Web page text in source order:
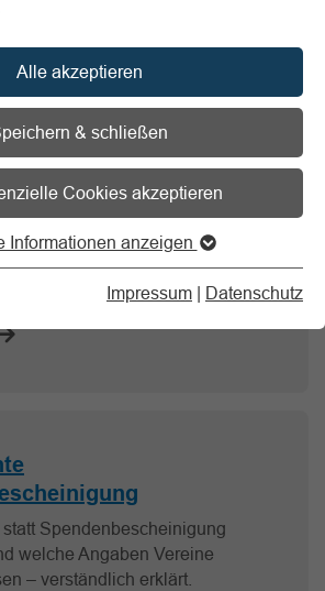
Alle akzeptieren
& schließen
Cookies akzeptieren
Informationen anzeigen
Impressum | Datenschutz
und steuerliche
nicht vergessen
welche Ausnahmen gelten
im Zuwendungsrecht nicht
Spendenbescheinigung
welche Angaben Vereine
– verständlich erklärt.